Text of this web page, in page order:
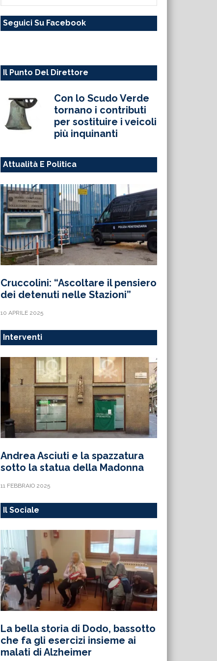
sito
Seguici Su Facebook
Il Punto Del Direttore
Con lo Scudo Verde
tornano i contributi
per sostituire i veicoli
più inquinanti
Attualità E Politica
Cruccolini: “Ascoltare il pensiero
dei detenuti nelle Stazioni”
10 APRILE 2025
Interventi
Andrea Asciuti e la spazzatura
sotto la statua della Madonna
11 FEBBRAIO 2025
Il Sociale
La bella storia di Dodo, bassotto
che fa gli esercizi insieme ai
malati di Alzheimer